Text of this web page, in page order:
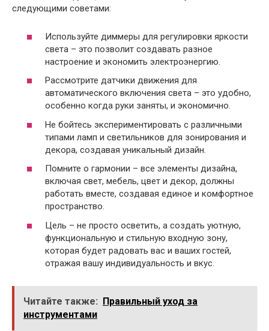
следующими советами:
Используйте диммеры для регулировки яркости
света – это позволит создавать разное
настроение и экономить электроэнергию.
Рассмотрите датчики движения для
автоматического включения света – это удобно,
особенно когда руки заняты, и экономично.
Не бойтесь экспериментировать с различными
типами ламп и светильников для зонирования и
декора, создавая уникальный дизайн.
Помните о гармонии – все элементы дизайна,
включая свет, мебель, цвет и декор, должны
работать вместе, создавая единое и комфортное
пространство.
Цель – не просто осветить, а создать уютную,
функциональную и стильную входную зону,
которая будет радовать вас и ваших гостей,
отражая вашу индивидуальность и вкус.
Читайте также: Правильный уход за
инструментами